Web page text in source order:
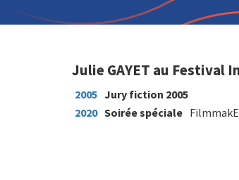
Julie GAYET au Festival
2005 Jury fiction 2005
2020 Soirée spéciale